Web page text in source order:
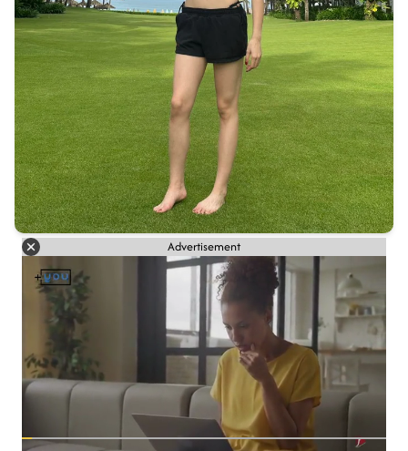
Advertisement